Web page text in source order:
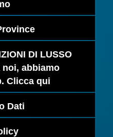
DI LUSSO
noi, abbiamo
Clicca qui
Dati